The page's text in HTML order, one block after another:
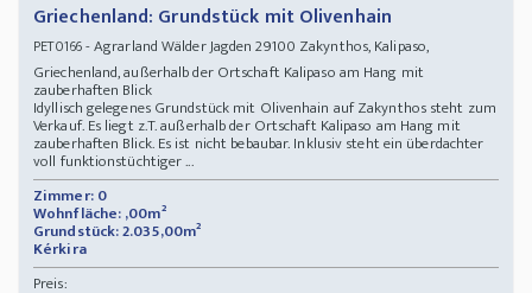
Griechenland: Grundstück mit Olivenhain
PET0166- Agrarland Wälder Jagden 29100 Zakynthos, Kalipaso,
Griechenland, außerhalb der Ortschaft Kalipaso am Hang mit
zauberhaften Blick
Idyllisch gelegenes Grundstück mit Olivenhain auf Zakynthos steht zum
Verkauf. Es liegt z.T. außerhalb der Ortschaft Kalipaso am Hang mit
zauberhaften Blick. Es ist nicht bebaubar. Inklusiv steht ein überdachter
voll funktionstüchtiger ...
Zimmer: 0
Wohnfläche: ,00m²
Grundstück: 2.035,00m²
Kérkira
Preis: